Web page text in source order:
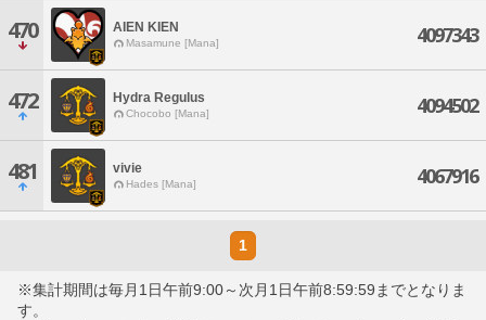
470 AIEN KIEN
Masamune [Mana] 4097343
472 Hydra Regulus
Chocobo [Mana] 4094502
481 vivie
Hades [Mana] 4067916
1
※集計期間は毎月1日午前9:00～次月1日午前8:59:59までとなりま
す。